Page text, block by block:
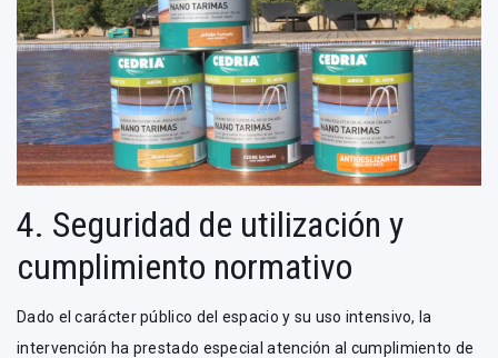
4. Seguridad de utilización y
cumplimiento normativo
Dado el carácter público del espacio y su uso intensivo, la
intervención ha prestado especial atención al cumplimiento de